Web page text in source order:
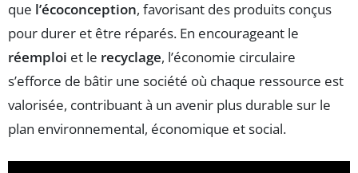
que l’écoconception, favorisant des produits conçus
pour durer et être réparés. En encourageant le
réemploi et le recyclage, l’économie circulaire
s’efforce de bâtir une société où chaque ressource est
valorisée, contribuant à un avenir plus durable sur le
plan environnemental, économique et social.